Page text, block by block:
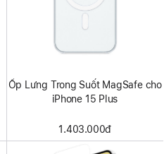
Ốp Lưng Trong Suốt MagSafe cho
iPhone 15 Plus
1.403.000đ